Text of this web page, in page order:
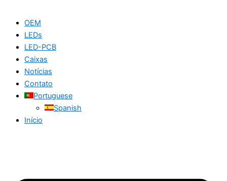
OEM
LEDs
LED-PCB
Caixas
Notícias
Contato
Portuguese
Spanish
Início